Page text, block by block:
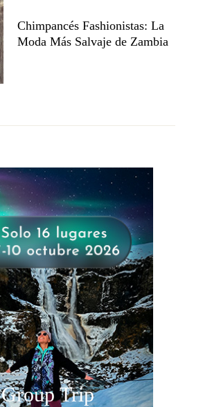
Chimpancés Fashionistas: La
Moda Más Salvaje de Zambia
Group Trip